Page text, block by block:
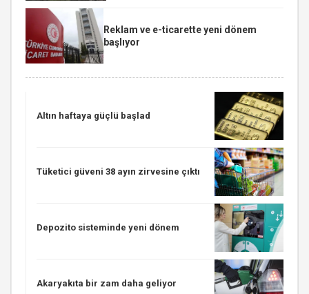
Reklam ve e-ticarette yeni dönem
başlıyor
Altın haftaya güçlü başlad
Tüketici güveni 38 ayın zirvesine çıktı
Depozito sisteminde yeni dönem
Akaryakıta bir zam daha geliyor